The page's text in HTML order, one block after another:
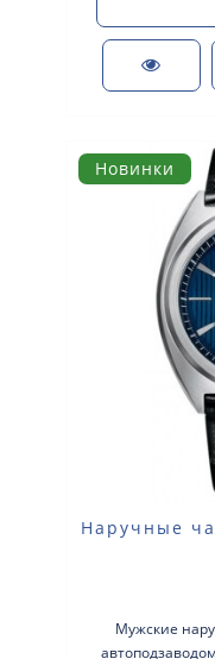
Новинки
Наручные
Мужские